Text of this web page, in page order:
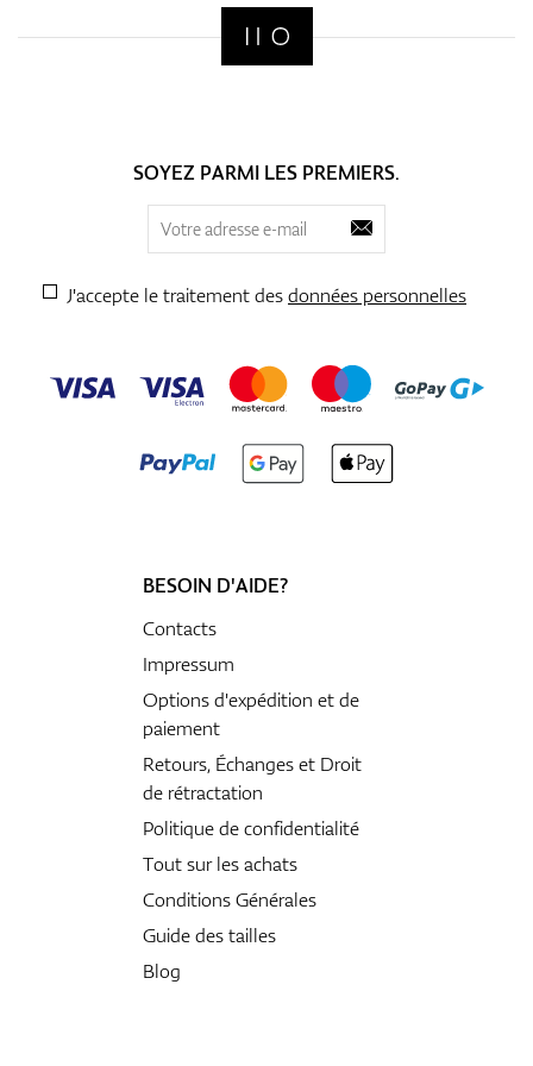
SOYEZ PARMI LES PREMIERS.
J'accepte le traitement desdonnées personnelles
BESOIN D'AIDE?
Contacts
Impressum
Options d'expédition et de
paiement
Retours, Échanges et Droit
de rétractation
Politique de confidentialité
Tout sur les achats
Conditions Générales
Guide des tailles
Blog